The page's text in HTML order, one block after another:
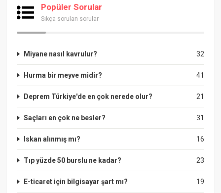
Popüler Sorular
Sıkça sorulan sorular
32
Miyane nasıl kavrulur?
41
Hurma bir meyve midir?
21
Deprem Türkiye'de en çok nerede olur?
31
Saçları en çok ne besler?
16
Iskan alınmış mı?
23
Tıp yüzde 50 burslu ne kadar?
19
E-ticaret için bilgisayar şart mı?